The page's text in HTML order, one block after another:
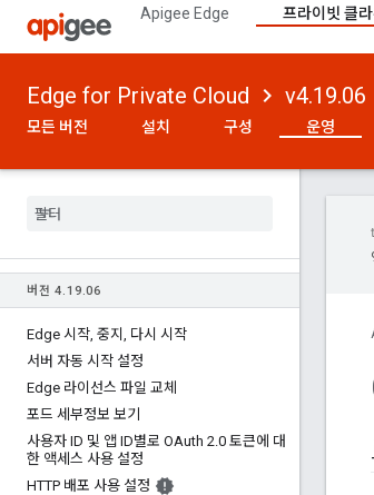
Apigee Edge 프라이빗 클
Edge for Private Cloud v4.19.06
모든 버전 설치 구성 운영
버전 4.19.06
Edge 시작, 중지 , 다시 시작
서버 자동 시작 설정
Edge 라이선스 파일 교체
포드 세부정보 보기
사용자 ID 및 앱 ID별로 OAuth 2.0 토큰에 대
한 액세스 사용 설정
HTTP 배포 사용 설정